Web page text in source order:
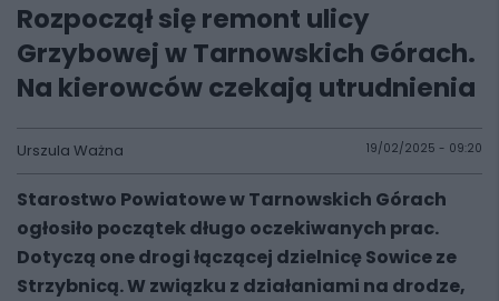
Rozpoczął się remont ulicy
Grzybowej w Tarnowskich Górach.
Na kierowców czekają utrudnienia
Urszula Ważna 19/02/2025 - 09:20
Starostwo Powiatowe w Tarnowskich Górach
ogłosiło początek długo oczekiwanych prac.
Dotyczą one drogi łączącej dzielnicę Sowice ze
Strzybnicą. W związku z działaniami na drodze,